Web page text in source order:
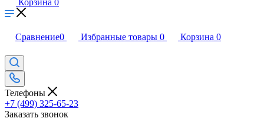
Корзина 0
Сравнение0 Избранные товары 0 Корзина 0
Телефоны
+7 (499) 325-65-23
Заказать звонок